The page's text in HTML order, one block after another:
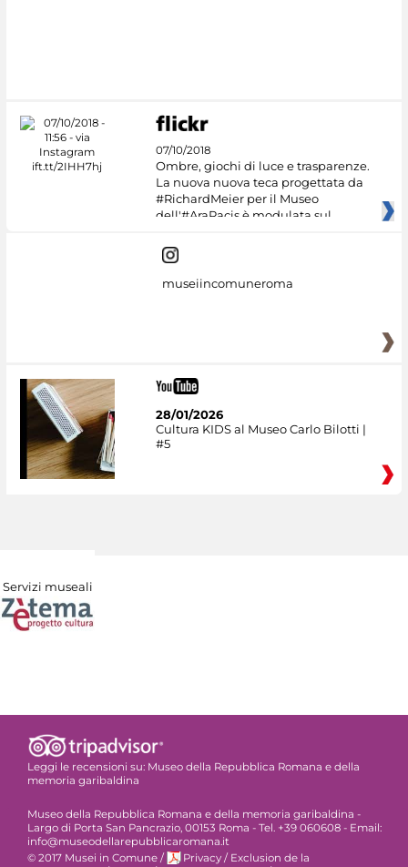
07/10/2018
Ombre, giochi di luce e trasparenze.
La nuova nuova teca progettata da
#RichardMeier per il Museo
dell'#AraPacis è modulata sul
museiincomuneroma
28/01/2026
Cultura KIDS al Museo Carlo Bilotti |
#5
Servizi museali
Leggi le recensioni su: Museo della Repubblica Romana e della
memoria garibaldina
Museo della Repubblica Romana e della memoria garibaldina -
Largo di Porta San Pancrazio, 00153 Roma - Tel. +39 060608 - Email:
info@museodellarepubblicaromana.it
© 2017 Musei in Comune / Privacy / Exclusion de la